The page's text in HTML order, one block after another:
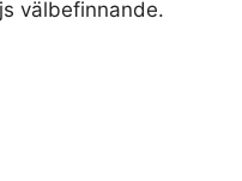
välbefinnande.